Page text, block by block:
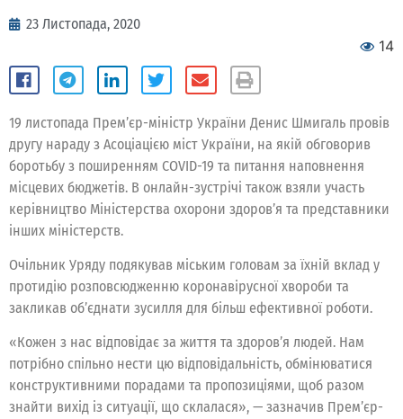
23 Листопада, 2020
14
19 листопада Прем’єр-міністр України Денис Шмигаль провів
другу нараду з Асоціацією міст України, на якій обговорив
боротьбу з поширенням COVID-19 та питання наповнення
місцевих бюджетів. В онлайн-зустрічі також взяли участь
керівництво Міністерства охорони здоров’я та представники
інших міністерств.
Очільник Уряду подякував міським головам за їхній вклад у
протидію розповсюдженню коронавірусної хвороби та
закликав об’єднати зусилля для більш ефективної роботи.
«Кожен з нас відповідає за життя та здоров’я людей. Нам
потрібно спільно нести цю відповідальність, обмінюватися
конструктивними порадами та пропозиціями, щоб разом
знайти вихід із ситуації, що склалася», — зазначив Прем’єр-